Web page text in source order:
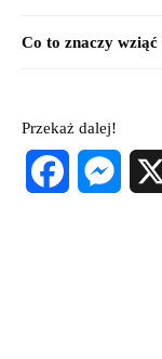
Co to znaczy
Przekaż dalej!